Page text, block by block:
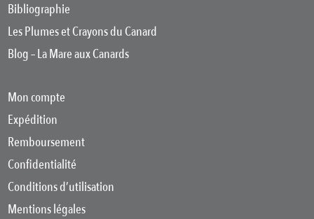
Bibliographie
Les Plumes et Crayons du Canard
Blog – La Mare aux Canards
Mon compte
Expédition
Remboursement
Confidentialité
Conditions d’utilisation
Mentions légales